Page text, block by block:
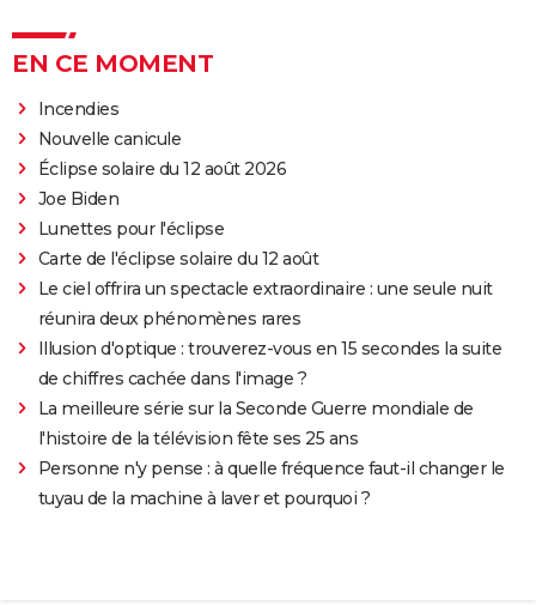
EN CE MOMENT
Incendies
Nouvelle canicule
Éclipse solaire du 12 août 2026
Joe Biden
Lunettes pour l'éclipse
Carte de l'éclipse solaire du 12 août
Le ciel offrira un spectacle extraordinaire : une seule nuit
réunira deux phénomènes rares
Illusion d'optique : trouverez-vous en 15 secondes la suite
de chiffres cachée dans l'image ?
La meilleure série sur la Seconde Guerre mondiale de
l'histoire de la télévision fête ses 25 ans
Personne n'y pense : à quelle fréquence faut-il changer le
tuyau de la machine à laver et pourquoi ?